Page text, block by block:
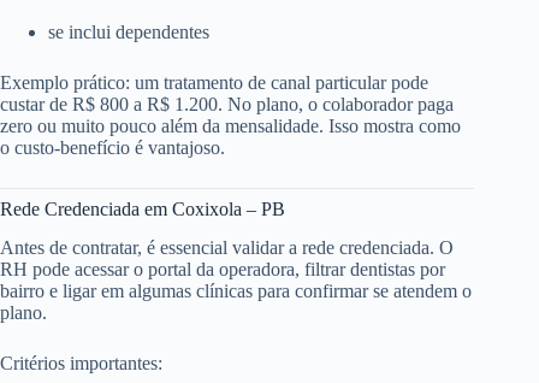
se inclui dependentes
Exemplo prático: um tratamento de canal particular pode
custar de R$ 800 a R$ 1.200. No plano, o colaborador paga
zero ou muito pouco além da mensalidade. Isso mostra como
o custo-benefício é vantajoso.
Rede Credenciada em Coxixola – PB
Antes de contratar, é essencial validar a rede credenciada. O
RH pode acessar o portal da operadora, filtrar dentistas por
bairro e ligar em algumas clínicas para confirmar se atendem o
plano.
Critérios importantes: